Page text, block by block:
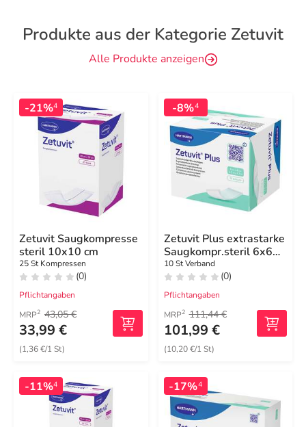
Produkte aus der Kategorie Zetuvit
Alle Produkte anzeigen
-21%4
Zetuvit Saugkompresse
steril 10x10 cm
25 St Kompressen
(0)
Pflichtangaben
MRP2 43,05 €
33,99 €
(1,36 €/1 St)
-8%4
Zetuvit Plus extrastarke
Saugkompr.steril 6x6
cm
10 St Verband
(0)
Pflichtangaben
MRP2 111,44 €
101,99 €
(10,20 €/1 St)
-11%4 -17%4